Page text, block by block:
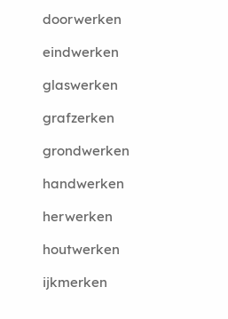
doorwerken
eindwerken
glaswerken
grafzerken
grondwerken
handwerken
herwerken
houtwerken
ijkmerken